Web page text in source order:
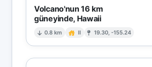
Volcano'nun 16 km
güneyinde, Hawaii
0.8 km II 19.30, -155.24